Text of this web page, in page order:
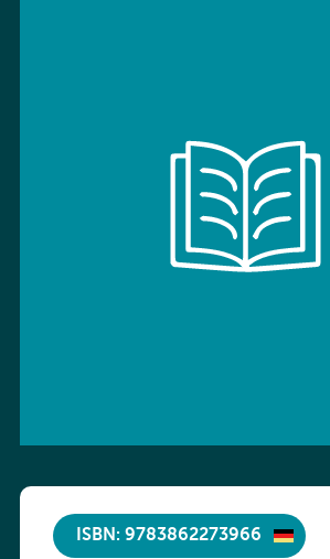
ISBN: 9783862273966